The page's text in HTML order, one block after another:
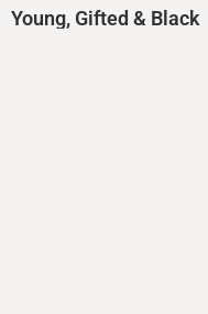
Young, Gifted & Black